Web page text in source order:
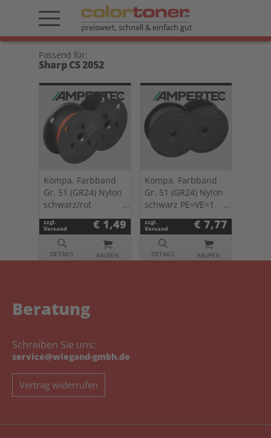
preiswert, schnell & einfach gut
Passend für:
Sharp CS 2052
Kompa. Farbband
Gr. 51 (GR24) Nylon
schwarz/rot
PE=VE=1 St.
0051.04
zzgl.
Versand
€ 1,49
DETAILS KAUFEN
Kompa. Farbband
Gr. 51 (GR24) Nylon
schwarz PE=VE=1
St. 0051.03
zzgl.
Versand
€ 7,77
DETAILS KAUFEN
Beratung
Schreiben Sie uns:
service@wiegand-gmbh.de
Vertrag widerrufen